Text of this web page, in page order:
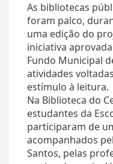
As bibliotecas
foram palco,
uma edição do
iniciativa
Fundo Municipal
atividades
estímulo à leitura.
Na Biblioteca do
estudantes da
participaram de
acompanhados
Santos, pelas